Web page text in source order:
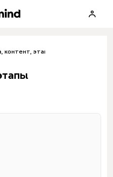
контент, этапы